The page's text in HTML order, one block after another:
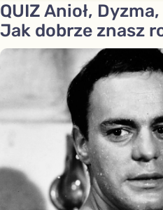
QUIZ Anioł,
Jak dobrze znasz